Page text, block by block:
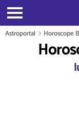
Astroportal Horoscope